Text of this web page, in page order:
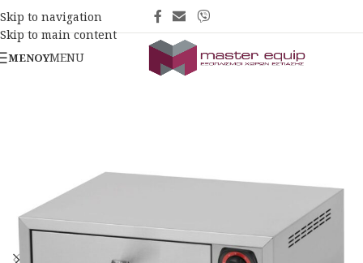
Skip to navigation
Skip to main content
ΜΕΝΟΎMENU